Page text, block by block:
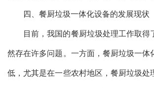
四、餐厨垃圾一体化设备的发展现状
目前，我国的餐厨垃圾处理工作取得
然存在许多问题。一方面，餐厨垃圾一体
低，尤其是在一些农村地区，餐厨垃圾处